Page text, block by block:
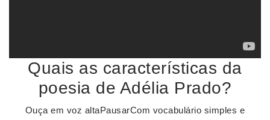
Quais as características da
poesia de Adélia Prado?
Ouça em voz altaPausarCom vocabulário simples e